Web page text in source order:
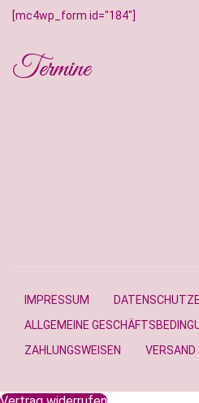
[mc4wp_form id="184"]
Termine
IMPRESSUM
ALLGEMEINE
ZAHLUNGSWEISEN
VERSAND